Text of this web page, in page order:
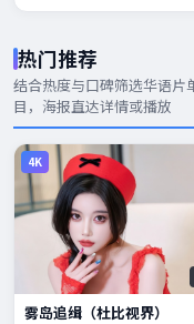
热门推荐
结合热度与口碑筛选华语片
目，海报直达详情或播放
4K
雾岛追缉（杜比视界）